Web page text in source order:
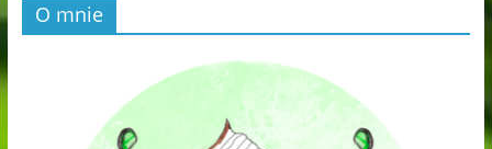
O mnie